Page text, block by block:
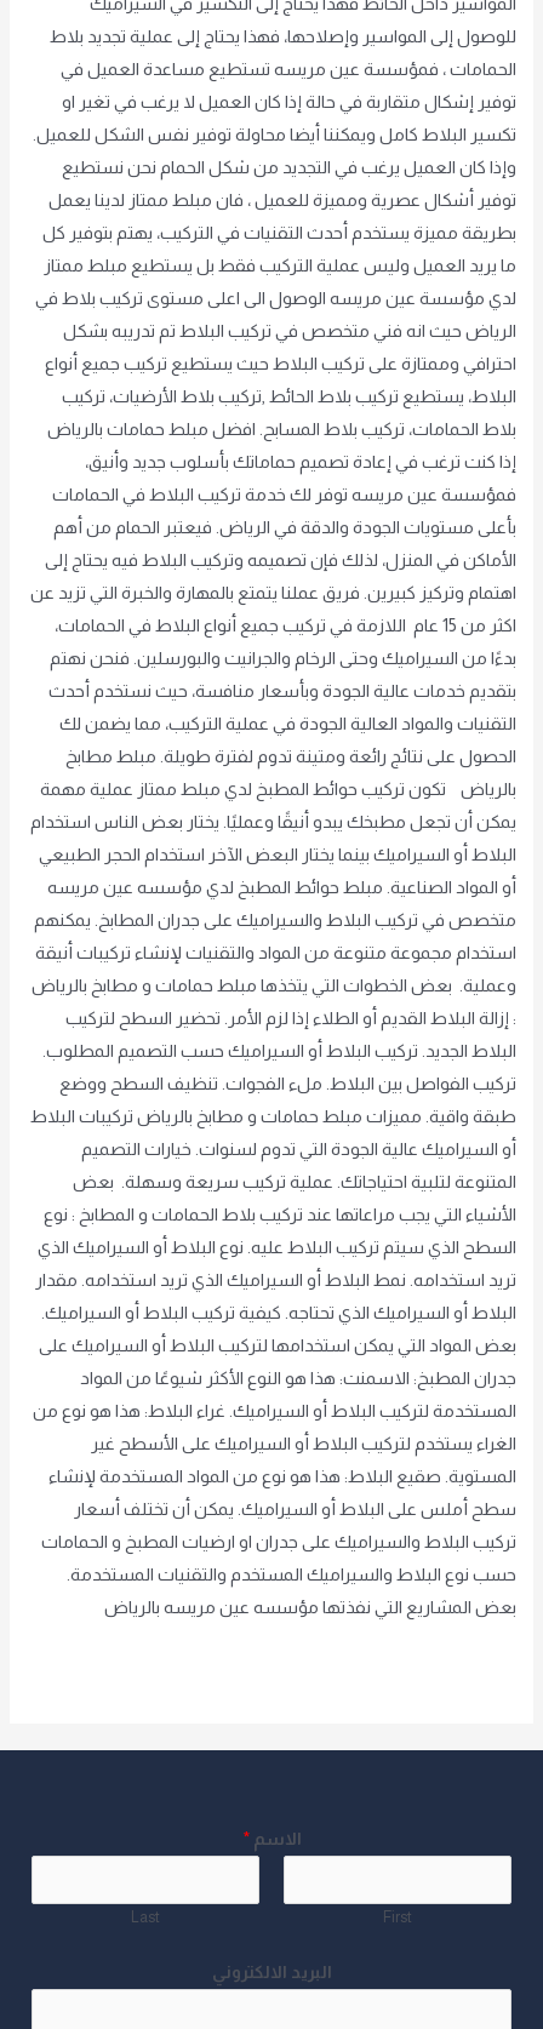
للوصول إلى المواسير وإصلاحها، فهذا يحتاج إلى عملية تجديد بلاط
الحمامات ، فمؤسسة عين مريسه تستطيع مساعدة العميل في
توفير إشكال متقاربة في حالة إذا كان العميل لا يرغب في تغير او
تكسير البلاط كامل ويمكننا أيضا محاولة توفير نفس الشكل للعميل.
وإذا كان العميل يرغب في التجديد من شكل الحمام نحن نستطيع
توفير أشكال عصرية ومميزة للعميل ، فان مبلط ممتاز لدينا يعمل
بطريقة مميزة يستخدم أحدث التقنيات في التركيب، يهتم بتوفير كل
ما يريد العميل وليس عملية التركيب فقط بل يستطيع مبلط ممتاز
لدي مؤسسة عين مريسه الوصول الى اعلى مستوى تركيب بلاط في
الرياض حيث انه فني متخصص في تركيب البلاط تم تدريبه بشكل
احترافي وممتازة على تركيب البلاط حيث يستطيع تركيب جميع أنواع
البلاط، يستطيع تركيب بلاط الحائط ,تركيب بلاط الأرضيات، تركيب
بلاط الحمامات، تركيب بلاط المسابح. افضل مبلط حمامات بالرياض
إذا كنت ترغب في إعادة تصميم حماماتك بأسلوب جديد وأنيق،
فمؤسسة عين مريسه توفر لك خدمة تركيب البلاط في الحمامات
بأعلى مستويات الجودة والدقة في الرياض. فيعتبر الحمام من أهم
الأماكن في المنزل، لذلك فإن تصميمه وتركيب البلاط فيه يحتاج إلى
اهتمام وتركيز كبيرين. فريق عملنا يتمتع بالمهارة والخبرة التي تزيد عن
اكثر من 15 عام اللازمة في تركيب جميع أنواع البلاط في الحمامات،
بدءًا من السيراميك وحتى الرخام والجرانيت والبورسلين. فنحن نهتم
بتقديم خدمات عالية الجودة وبأسعار منافسة، حيث نستخدم أحدث
التقنيات والمواد العالية الجودة في عملية التركيب، مما يضمن لك
الحصول على نتائج رائعة ومتينة تدوم لفترة طويلة. مبلط مطابخ
بالرياض تكون تركيب حوائط المطبخ لدي مبلط ممتاز عملية مهمة
يمكن أن تجعل مطبخك يبدو أنيقًا وعمليًا. يختار بعض الناس استخدام
البلاط أو السيراميك بينما يختار البعض الآخر استخدام الحجر الطبيعي
أو المواد الصناعية. مبلط حوائط المطبخ لدي مؤسسه عين مريسه
متخصص في تركيب البلاط والسيراميك على جدران المطابخ. يمكنهم
استخدام مجموعة متنوعة من المواد والتقنيات لإنشاء تركيبات أنيقة
وعملية. بعض الخطوات التي يتخذها مبلط حمامات و مطابخ بالرياض
: إزالة البلاط القديم أو الطلاء إذا لزم الأمر. تحضير السطح لتركيب
البلاط الجديد. تركيب البلاط أو السيراميك حسب التصميم المطلوب.
تركيب الفواصل بين البلاط. ملء الفجوات. تنظيف السطح ووضع
طبقة واقية. مميزات مبلط حمامات و مطابخ بالرياض تركيبات البلاط
أو السيراميك عالية الجودة التي تدوم لسنوات. خيارات التصميم
المتنوعة لتلبية احتياجاتك. عملية تركيب سريعة وسهلة. بعض
الأشياء التي يجب مراعاتها عند تركيب بلاط الحمامات و المطابخ : نوع
السطح الذي سيتم تركيب البلاط عليه. نوع البلاط أو السيراميك الذي
تريد استخدامه. نمط البلاط أو السيراميك الذي تريد استخدامه. مقدار
البلاط أو السيراميك الذي تحتاجه. كيفية تركيب البلاط أو السيراميك.
بعض المواد التي يمكن استخدامها لتركيب البلاط أو السيراميك على
جدران المطبخ: الاسمنت: هذا هو النوع الأكثر شيوعًا من المواد
المستخدمة لتركيب البلاط أو السيراميك. غراء البلاط: هذا هو نوع من
الغراء يستخدم لتركيب البلاط أو السيراميك على الأسطح غير
المستوية. صقيع البلاط: هذا هو نوع من المواد المستخدمة لإنشاء
سطح أملس على البلاط أو السيراميك. يمكن أن تختلف أسعار
تركيب البلاط والسيراميك على جدران او ارضيات المطبخ و الحمامات
حسب نوع البلاط والسيراميك المستخدم والتقنيات المستخدمة.
بعض المشاريع التي نفذتها مؤسسه عين مريسه بالرياض
الاسم*
First
Last
البريد الالكتروني